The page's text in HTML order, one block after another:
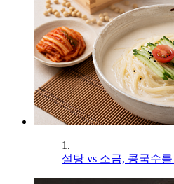
1.
설탕 vs 소금, 콩국수